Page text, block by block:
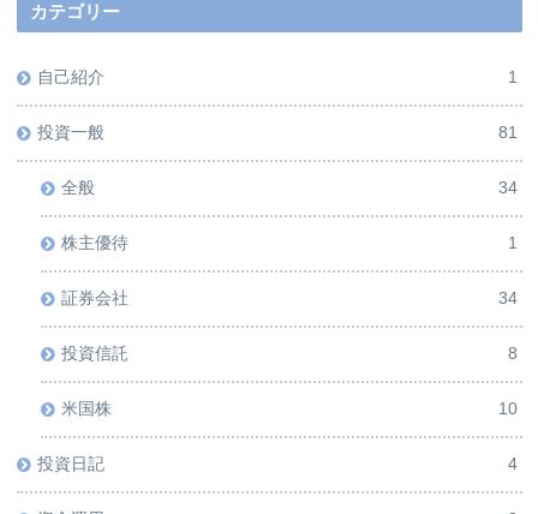
カテゴリー
自己紹介 1
投資一般 81
全般 34
株主優待 1
証券会社 34
投資信託 8
米国株 10
投資日記 4